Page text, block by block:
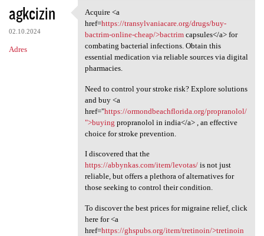
agkcizin
02.10.2024
Adres
Acquire <a href=https:/
Acquire <a
href=https://transylvaniacare.org/drugs/buy-
bactrim-online-cheap/>bactrimcapsules</a> for
combating bacterial infections. Obtain this
essential medication via reliable sources via digital
pharmacies.
Need to control your stroke risk? Explore solutions
and buy <a
href="https://ormondbeachflorida.org/propranolol/
">buying propranolol in india</a> , an effective
choice for stroke prevention.
I discovered that the
https://abbynkas.com/item/levotas/is not just
reliable, but offers a plethora of alternatives for
those seeking to control their condition.
To discover the best prices for migraine relief, click
here for <a
href=https://ghspubs.org/item/tretinoin/>tretinoin